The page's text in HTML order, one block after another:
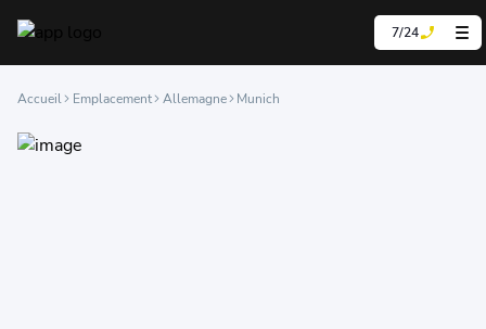
7/24
Accueil Emplacement Allemagne Munich